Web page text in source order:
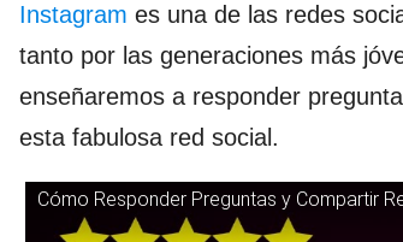
Instagram es una de las redes
tanto por las generaciones más
enseñaremos a responder
esta fabulosa red social.
Cómo Responder Preguntas y Compartir